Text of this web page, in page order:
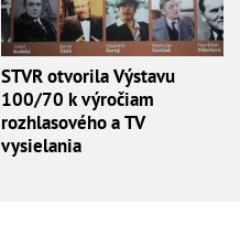
STVR otvorila Výstavu
100/70 k výročiam
rozhlasového a TV
vysielania